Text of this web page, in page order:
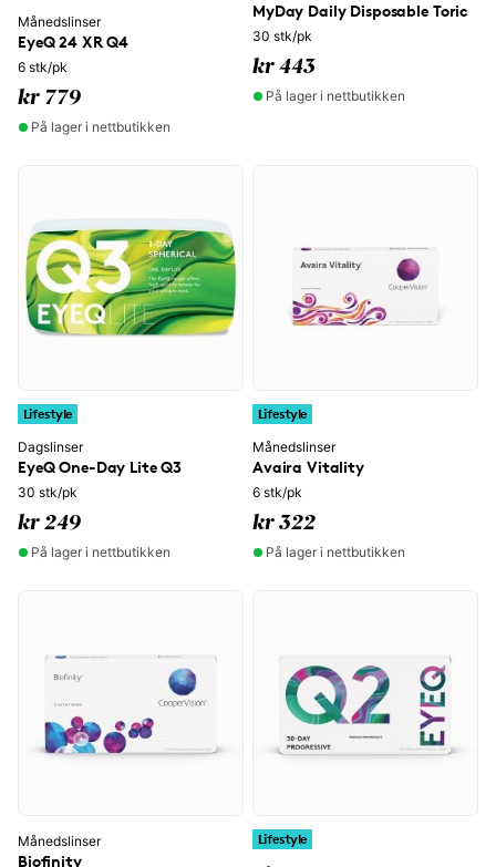
Månedslinser
EyeQ 24 XR Q4
6 stk/pk
kr 779
På lager i nettbutikken
MyDay Daily Disposable Toric
30 stk/pk
kr 443
På lager i nettbutikken
Lifestyle
Dagslinser
EyeQ One-Day Lite Q3
30 stk/pk
kr 249
På lager i nettbutikken
Lifestyle
Månedslinser
Avaira Vitality
6 stk/pk
kr 322
På lager i nettbutikken
Månedslinser
Biofinity
Lifestyle